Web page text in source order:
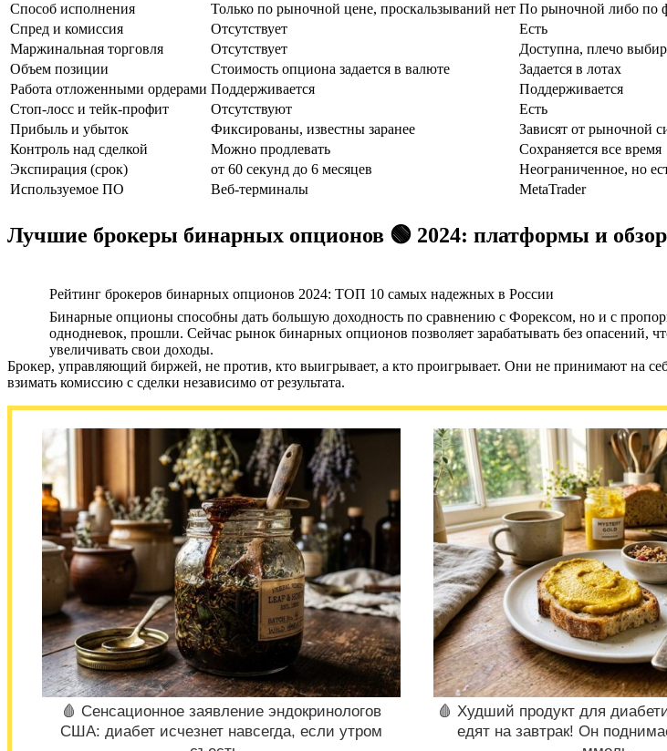
Способ исполнения
Только по рыночной цене, проскальзываний нет По рыночной либо по
Спред и комиссия
Отсутствует
Есть
Маржинальная торговля
Отсутствует
Доступна, плечо
Объем позиции
Стоимость опциона задается в валюте
Задается в лотах
Работа отложенными ордерами Поддерживается
Поддерживается
Стоп-лосс и тейк-профит
Отсутствуют
Есть
Прибыль и убыток
Фиксированы, известны заранее
Зависят от рыночной
Контроль над сделкой
Можно продлевать
Сохраняется все время
Экспирация (срок)
от 60 секунд до 6 месяцев
Неограниченное, но
Используемое ПО
Веб-терминалы MetaTrader
Лучшие брокеры бинарных опционов 🟢 2024: платформы и
Рейтинг брокеров бинарных опционов 2024: ТОП 10 самых надежных в России
Бинарные опционы способны дать большую доходность по сравнению с Форексом, но и с
однодневок, прошли. Сейчас рынок бинарных опционов позволяет зарабатывать без опасений,
увеличивать свои доходы.
Брокер, управляющий биржей, не против, кто выигрывает, а кто проигрывает. Они не принимают на
взимать комиссию с сделки независимо от результата.
🩸 Сенсационное заявление эндокринологов
США: диабет исчезнет навсегда, если утром
🩸 Худший продукт для
едят на завтрак! Он